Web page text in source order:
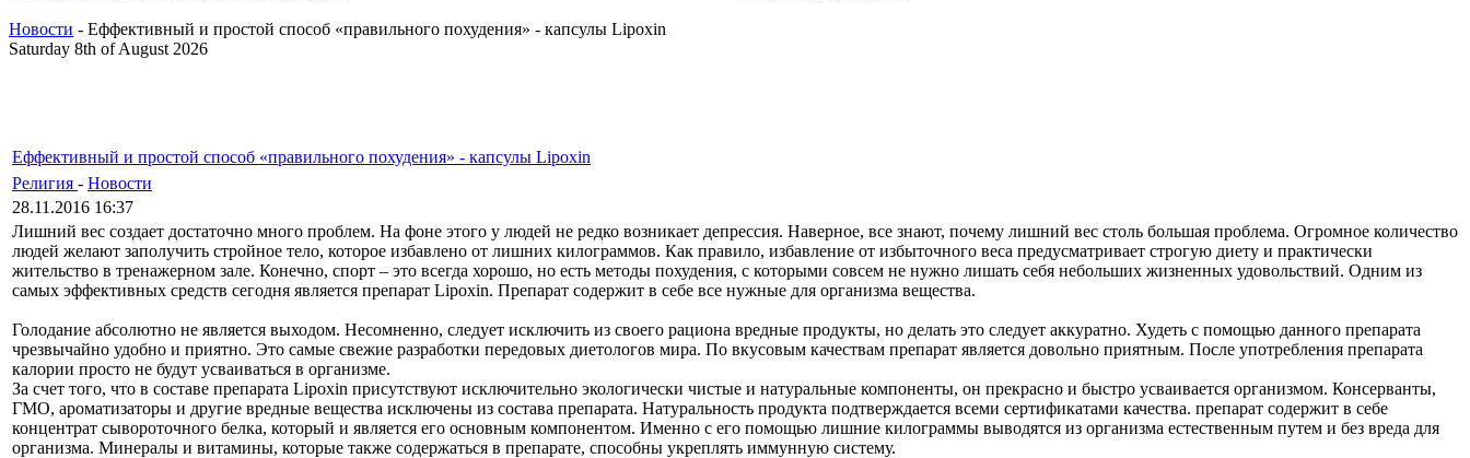
Новости - Еффективный и простой способ «правильного похудения» - капсулы Lipoxin
Saturday 8th of August 2026
Еффективный и простой способ «правильного похудения» - капсулы Lipoxin
Религия - Новости
28.11.2016 16:37
Лишний вес создает достаточно много проблем. На фоне этого у людей не редко возникает депрессия. Наверное, все знают, почему лишний вес столь большая проблема. Огромное количество
людей желают заполучить стройное тело, которое избавлено от лишних килограммов. Как правило, избавление от избыточного веса предусматривает строгую диету и практически
жительство в тренажерном зале. Конечно, спорт – это всегда хорошо, но есть методы похудения, с которыми совсем не нужно лишать себя небольших жизненных удовольствий. Одним из
самых эффективных средств сегодня является препарат Lipoxin. Препарат содержит в себе все нужные для организма вещества.
Голодание абсолютно не является выходом. Несомненно, следует исключить из своего рациона вредные продукты, но делать это следует аккуратно. Худеть с помощью данного препарата
чрезвычайно удобно и приятно. Это самые свежие разработки передовых диетологов мира. По вкусовым качествам препарат является довольно приятным. После употребления препарата
калории просто не будут усваиваться в организме.
За счет того, что в составе препарата Lipoxin присутствуют исключительно экологически чистые и натуральные компоненты, он прекрасно и быстро усваивается организмом. Консерванты,
ГМО, ароматизаторы и другие вредные вещества исключены из состава препарата. Натуральность продукта подтверждается всеми сертификатами качества. препарат содержит в себе
концентрат сывороточного белка, который и является его основным компонентом. Именно с его помощью лишние килограммы выводятся из организма естественным путем и без вреда для
организма. Минералы и витамины, которые также содержаться в препарате, способны укреплять иммунную систему.